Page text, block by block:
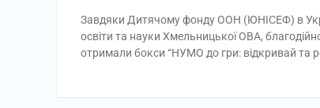
Завдяки Дитячому фонду ООН (ЮНІСЕФ) в
освіти та науки Хмельницької ОВА,
отримали бокси “НУМО до гри: відкривай та